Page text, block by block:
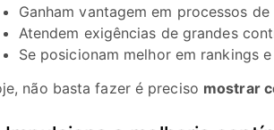
Ganham vantagem em processos
Atendem exigências de grandes
Se posicionam melhor em rankings
não basta fazer é preciso mostrar